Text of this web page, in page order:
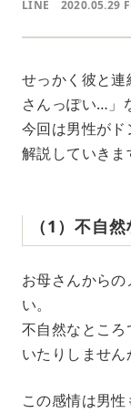
LINE 2020.05.29
せっかく彼と
さんっぽい…」
今回は男性が
解説していきま
（1）不自
お母さんから
い。
不自然なとこ
いたりしません
この感情は男性